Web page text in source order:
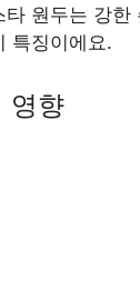
타 원두는 강한
특징이에요.
영향